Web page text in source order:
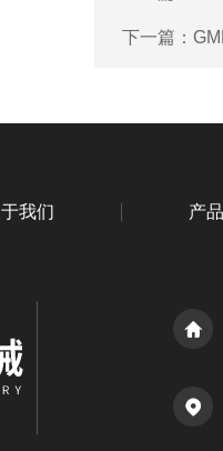
下一篇：
我们 产